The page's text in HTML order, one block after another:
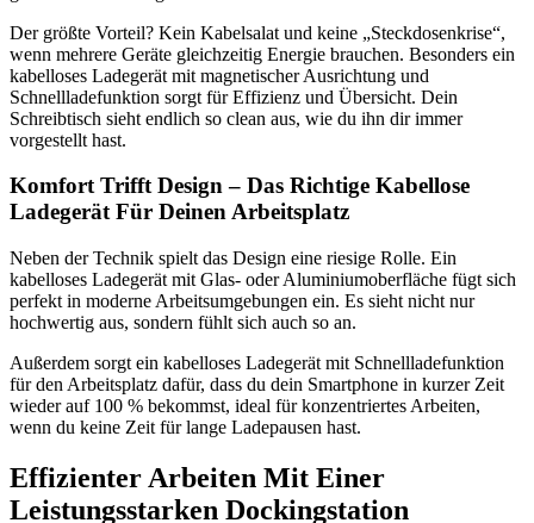
Der größte Vorteil? Kein Kabelsalat und keine „Steckdosenkrise“,
wenn mehrere Geräte gleichzeitig Energie brauchen. Besonders ein
kabelloses Ladegerät mit magnetischer Ausrichtung und
Schnellladefunktion sorgt für Effizienz und Übersicht. Dein
Schreibtisch sieht endlich so clean aus, wie du ihn dir immer
vorgestellt hast.
Komfort Trifft Design – Das Richtige Kabellose
Ladegerät Für Deinen Arbeitsplatz
Neben der Technik spielt das Design eine riesige Rolle. Ein
kabelloses Ladegerät mit Glas- oder Aluminiumoberfläche fügt sich
perfekt in moderne Arbeitsumgebungen ein. Es sieht nicht nur
hochwertig aus, sondern fühlt sich auch so an.
Außerdem sorgt ein kabelloses Ladegerät mit Schnellladefunktion
für den Arbeitsplatz dafür, dass du dein Smartphone in kurzer Zeit
wieder auf 100 % bekommst, ideal für konzentriertes Arbeiten,
wenn du keine Zeit für lange Ladepausen hast.
Effizienter Arbeiten Mit Einer
Leistungsstarken Dockingstation